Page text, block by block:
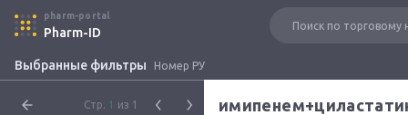
pharm-portal
Pharm-ID
Выбранные фильтры Номер РУ
Стр. 1 из 1